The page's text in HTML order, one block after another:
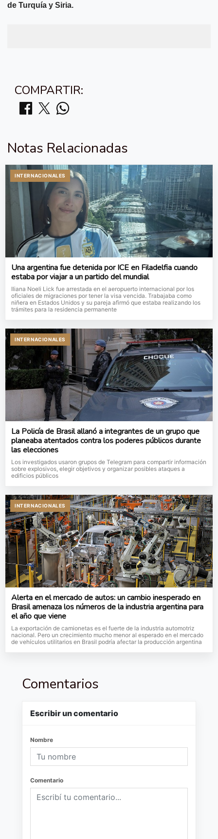
de Turquía y Siria.
COMPARTIR:
Notas Relacionadas
INTERNACIONALES
Una argentina fue detenida por ICE en Filadelfia cuando
estaba por viajar a un partido del mundial
Iliana Noeli Lick fue arrestada en el aeropuerto internacional por los
oficiales de migraciones por tener la visa vencida. Trabajaba como
niñera en Estados Unidos y su pareja afirmó que estaba realizando los
trámites para la residencia permanente
INTERNACIONALES
La Policía de Brasil allanó a integrantes de un grupo que
planeaba atentados contra los poderes públicos durante
las elecciones
Los investigados usaron grupos de Telegram para compartir información
sobre explosivos, elegir objetivos y organizar posibles ataques a
edificios públicos
INTERNACIONALES
Alerta en el mercado de autos: un cambio inesperado en
Brasil amenaza los números de la industria argentina para
el año que viene
La exportación de camionetas es el fuerte de la industria automotriz
nacional. Pero un crecimiento mucho menor al esperado en el mercado
de vehículos utilitarios en Brasil podría afectar la producción argentina
Comentarios
Escribir un comentario
Nombre
Comentario